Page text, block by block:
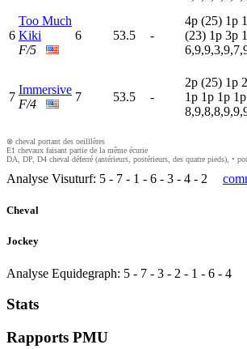
6
Too Much
Kiki
F/5
6 53.5 -
4p (25) 1p 1
(23) 1p 3p 1
7
Immersive
F/4
7 53.5 -
2p (25) 1p 2
1p 1p 1p 1p
⊗ cheval portant des oeilllères
E1 chevaux faisant partie de la même écurie
DA, DP, D4 cheval déferré (antérieurs, postérieurs, des quatre pieds), •
Analyse Visuturf: 5 - 7 - 1 - 6 - 3 - 4 - 2
Cheval
Jockey
Analyse Equidegraph: 5 - 7 - 3 - 2 - 1 - 6 - 4
Stats
Rapports PMU